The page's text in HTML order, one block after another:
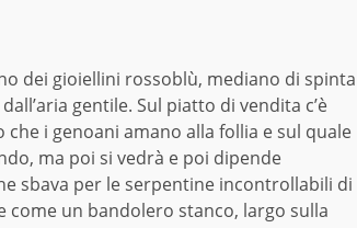
dei gioiellini rossoblù, mediano di spinta
gentile. Sul piatto di vendita c’è
i genoani amano alla follia e sul quale
ma poi si vedrà e poi dipende
sbava per le serpentine incontrollabili di
un bandolero stanco, largo sulla